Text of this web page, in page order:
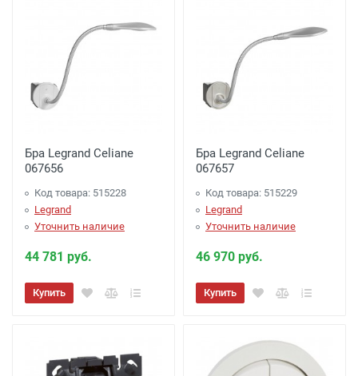
Бра Legrand Celiane
067656
Код товара: 515228
Legrand
Уточнить наличие
44 781 руб.
Купить
Бра Legrand Celiane
067657
Код товара: 515229
Legrand
Уточнить наличие
46 970 руб.
Купить